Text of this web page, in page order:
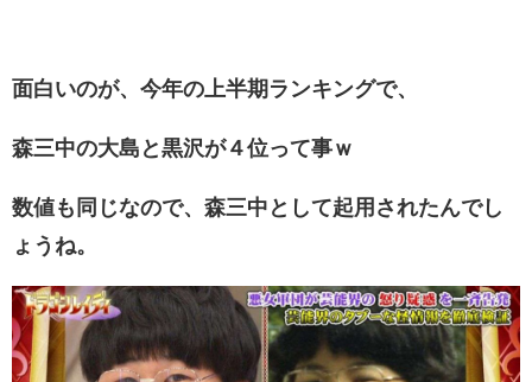
面白いのが、今年の上半期ランキングで、
森三中の大島と黒沢が４位って事ｗ
数値も同じなので、森三中として起用されたんでし
ょうね。